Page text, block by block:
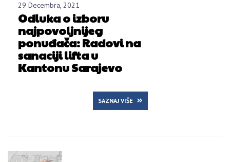
29 Decembra, 2021
Odluka o izboru
najpovoljnijeg
ponuđača: Radovi na
sanaciji lifta u
Kantonu Sarajevo
SAZNAJ VIŠE